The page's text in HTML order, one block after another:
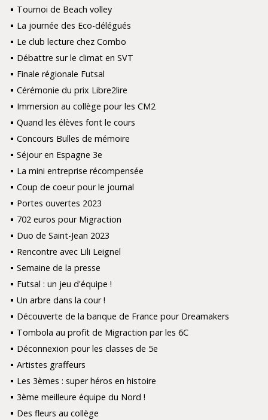
Tournoi de Beach volley
La journée des Eco-délégués
Le club lecture chez Combo
Débattre sur le climat en SVT
Finale régionale Futsal
Cérémonie du prix Libre2lire
Immersion au collège pour les CM2
Quand les élèves font le cours
Concours Bulles de mémoire
Séjour en Espagne 3e
La mini entreprise récompensée
Coup de coeur pour le journal
Portes ouvertes 2023
702 euros pour Migraction
Duo de Saint-Jean 2023
Rencontre avec Lili Leignel
Semaine de la presse
Futsal : un jeu d'équipe !
Un arbre dans la cour !
Découverte de la banque de France pour Dreamakers
Tombola au profit de Migraction par les 6C
Déconnexion pour les classes de 5e
Artistes graffeurs
Les 3èmes : super héros en histoire
3ème meilleure équipe du Nord !
Des fleurs au collège